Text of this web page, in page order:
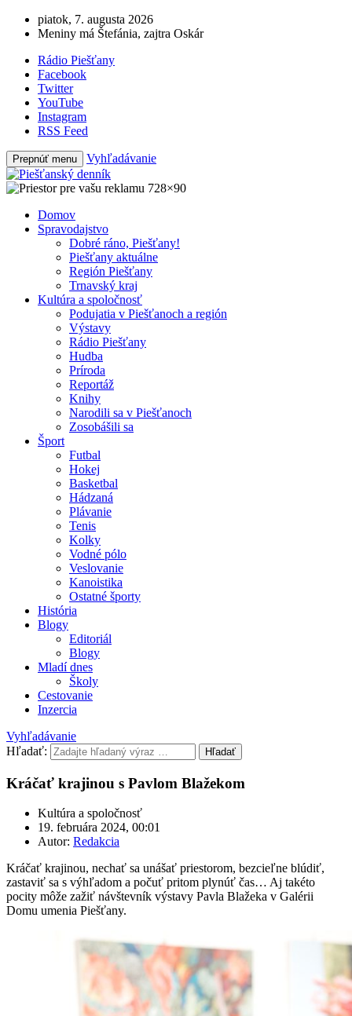
piatok, 7. augusta 2026
Meniny má Štefánia, zajtra Oskár
Rádio Piešťany
Facebook
Twitter
YouTube
Instagram
RSS Feed
Prepnúť menu Vyhľadávanie
Domov
Spravodajstvo
Dobré ráno, Piešťany!
Piešťany aktuálne
Región Piešťany
Trnavský kraj
Kultúra a spoločnosť
Podujatia v Piešťanoch a región
Výstavy
Rádio Piešťany
Hudba
Príroda
Reportáž
Knihy
Narodili sa v Piešťanoch
Zosobášili sa
Šport
Futbal
Hokej
Basketbal
Hádzaná
Plávanie
Tenis
Kolky
Vodné pólo
Veslovanie
Kanoistika
Ostatné športy
História
Blogy
Editoriál
Blogy
Mladí dnes
Školy
Cestovanie
Inzercia
Vyhľadávanie
Hľadať:
Hľadať
Kráčať krajinou s Pavlom Blažekom
Kultúra a spoločnosť
19. februára 2024, 00:01
Autor: Redakcia
Kráčať krajinou, nechať sa unášať priestorom, bezcieľne blúdiť,
zastaviť sa s výhľadom a počuť pritom plynúť čas… Aj takéto
pocity môže zažiť návštevník výstavy Pavla Blažeka v Galérii
Domu umenia Piešťany.